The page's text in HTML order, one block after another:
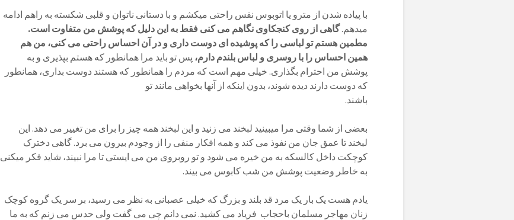
با پیاده شدن از مترو یا اتوبوس نفس راحتی میکشم و با دستانی ناتوان و قلبی شکسته به راهم ادامه
میدهم.گاهی از روی کنجکاوی نگاهم می کنی فقط به این دلیل که پوشش من متفاوت است.
مطمین هستم تو لباسی را که پوشیده ای دوست داری و در آن احساس راحتی می کنی، من هم
همین احساس را با روسری و لباس بلندم دارم، پس تو باید مرا همانطور که هستم بپذیری و به
پوشش من احترام بگذاری. خیلی مهم است که مردم را همانطور که هستند دوست بداری، همانطور
که دوست دارند دیده شوند، بدون اینکه از آنها بخواهی مانند تو
باشند.
بعضی از شما وقتی مرا میبینید لبخند می زنید و این لبخند همه چیز را برای من تغییر می دهد. این
لبخند تا عمق جان من نفوذ می کند و همه افکار منفی را از وجودم بیرون می برد. گاهی دخترک
کوچکت داخل کالسکه به من خیره می شود و تو روبروی من می ایستی تا مرا نبیند، شاید فکر میکنی
به خاطر وضعیت پوشش من شب کابوس می بیند.
یادم هست یک بار یک مرد قد بلند و بزرگ که خیلی عصبانی به نظر می رسید، بر سر یک گروه کوچک
زنان مهاجر مسلمان باحجاب فریاد می کشید. نمی دانم چی می گفت ولی حدس می زنم که به ما